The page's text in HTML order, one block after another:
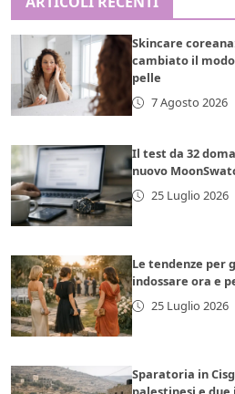
Skincare
cambiato il
pelle
7 Agosto 2026
Il test da 32
nuovo
25 Luglio 2026
Le tendenze per
indossare ora e
25 Luglio 2026
Sparatoria in